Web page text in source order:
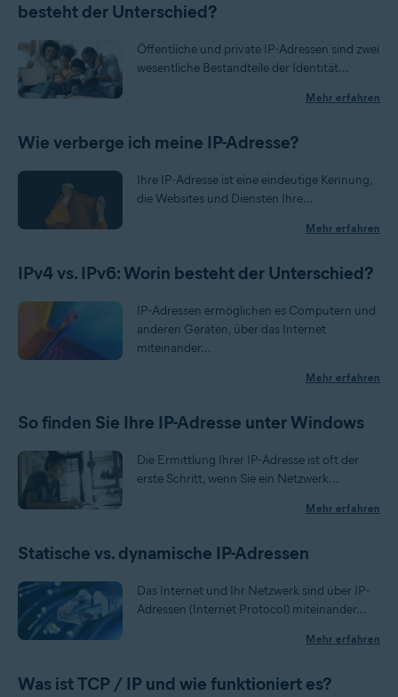
besteht der Unterschied?
Öffentliche und private IP-Adressen sind zwei
wesentliche Bestandteile der Identität...
Mehr erfahren
Wie verberge ich meine IP-Adresse?
Ihre IP-Adresse ist eine eindeutige Kennung,
die Websites und Diensten Ihre...
Mehr erfahren
IPv4 vs. IPv6: Worin besteht der Unterschied?
IP-Adressen ermöglichen es Computern und
anderen Geräten, über das Internet
miteinander...
Mehr erfahren
So finden Sie Ihre IP-Adresse unter Windows
Die Ermittlung Ihrer IP-Adresse ist oft der
erste Schritt, wenn Sie ein Netzwerk...
Mehr erfahren
Statische vs. dynamische IP-Adressen
Das Internet und Ihr Netzwerk sind über IP-
Adressen (Internet Protocol) miteinander...
Mehr erfahren
Was ist TCP / IP und wie funktioniert es?